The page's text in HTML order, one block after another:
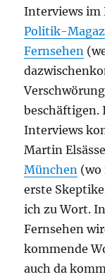
Interviews im
Politik-
Fernsehen
beschäftigen.
Interviews
Martin
München (wo
erste
ich zu Wort.
Fernsehen
kommende
auch da